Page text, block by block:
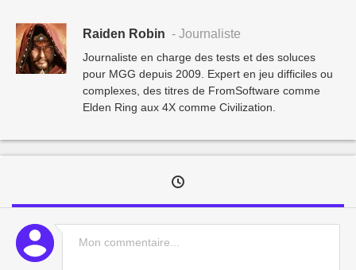
Raiden Robin - Journaliste
Journaliste en charge des tests et des soluces
pour MGG depuis 2009. Expert en jeu difficiles ou
complexes, des titres de FromSoftware comme
Elden Ring aux 4X comme Civilization.